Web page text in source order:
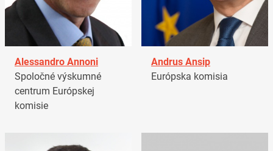
Alessandro Annoni
Spoločné výskumné
centrum Európskej
komisie
Andrus Ansip
Európska komisia